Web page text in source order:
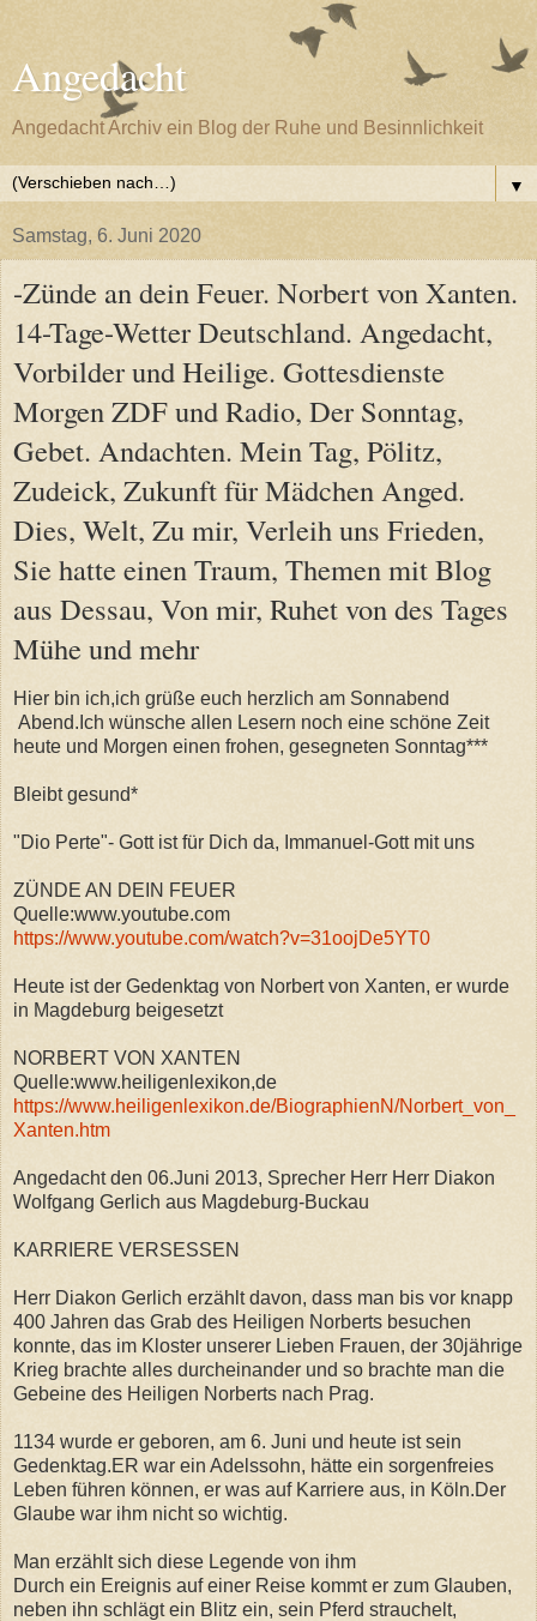
Angedacht
Angedacht Archiv ein Blog der Ruhe und Besinnlichkeit
▼
Samstag, 6. Juni 2020
-Zünde an dein Feuer. Norbert von Xanten.
14-Tage-Wetter Deutschland. Angedacht,
Vorbilder und Heilige. Gottesdienste
Morgen ZDF und Radio, Der Sonntag,
Gebet. Andachten. Mein Tag, Pölitz,
Zudeick, Zukunft für Mädchen Anged.
Dies, Welt, Zu mir, Verleih uns Frieden,
Sie hatte einen Traum, Themen mit Blog
aus Dessau, Von mir, Ruhet von des Tages
Mühe und mehr
Hier bin ich,ich grüße euch herzlich am Sonnabend
Abend.Ich wünsche allen Lesern noch eine schöne Zeit
heute und Morgen einen frohen, gesegneten Sonntag***
Bleibt gesund*
"Dio Perte"- Gott ist für Dich da, Immanuel-Gott mit uns
ZÜNDE AN DEIN FEUER
Quelle:www.youtube.com
https://www.youtube.com/watch?v=31oojDe5YT0
Heute ist der Gedenktag von Norbert von Xanten, er wurde
in Magdeburg beigesetzt
NORBERT VON XANTEN
Quelle:www.heiligenlexikon,de
https://www.heiligenlexikon.de/BiographienN/Norbert_von_
Xanten.htm
Angedacht den 06.Juni 2013, Sprecher Herr Herr Diakon
Wolfgang Gerlich aus Magdeburg-Buckau
KARRIERE VERSESSEN
Herr Diakon Gerlich erzählt davon, dass man bis vor knapp
400 Jahren das Grab des Heiligen Norberts besuchen
konnte, das im Kloster unserer Lieben Frauen, der 30jährige
Krieg brachte alles durcheinander und so brachte man die
Gebeine des Heiligen Norberts nach Prag.
1134 wurde er geboren, am 6. Juni und heute ist sein
Gedenktag.ER war ein Adelssohn, hätte ein sorgenfreies
Leben führen können, er was auf Karriere aus, in Köln.Der
Glaube war ihm nicht so wichtig.
Man erzählt sich diese Legende von ihm
Durch ein Ereignis auf einer Reise kommt er zum Glauben,
neben ihn schlägt ein Blitz ein, sein Pferd strauchelt,